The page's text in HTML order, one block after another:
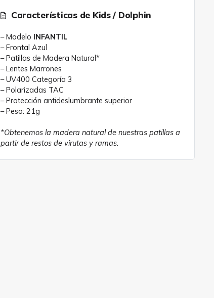
Características de Kids / Dolphin
– Modelo INFANTIL
– Frontal Azul
– Patillas de Madera Natural*
– Lentes Marrones
– UV400 Categoría 3
– Polarizadas TAC
– Protección antideslumbrante superior
– Peso: 21g
*Obtenemos la madera natural de nuestras patillas a
partir de restos de virutas y ramas.